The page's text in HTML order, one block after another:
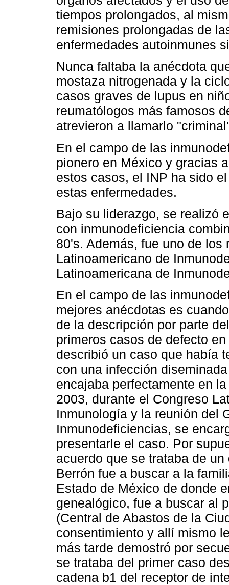
tiempos prolongados, al
remisiones prolongadas de
enfermedades autoinmunes
Nunca faltaba la anécdota
mostaza nitrogenada y la
casos graves de lupus en
reumatólogos más famosos
atrevieron a llamarlo
En el campo de las
pionero en México y gracias
estos casos, el INP ha sido
estas enfermedades.
Bajo su liderazgo, se realizó
con inmunodeficiencia
80's. Además, fue uno de los
Latinoamericano de
Latinoamericana de
En el campo de las
mejores anécdotas es
de la descripción por parte
primeros casos de defecto
describió un caso que había
con una infección
encajaba perfectamente en
2003, durante el Congreso
Inmunología y la reunión del
Inmunodeficiencias, se
presentarle el caso. Por
acuerdo que se trataba de
Berrón fue a buscar a la
Estado de México de donde
genealógico, fue a buscar al
(Central de Abastos de la
consentimiento y allí mismo
más tarde demostró por
se trataba del primer caso
cadena b1 del receptor de